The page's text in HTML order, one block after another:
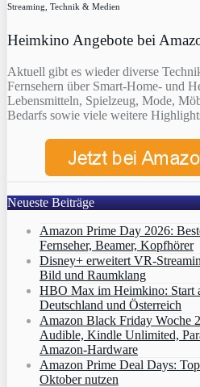
Streaming, Technik & Medien
Heimkino Angebote bei
Aktuell gibt es wieder diverse
Fernsehern über Smart-Home- und
Lebensmitteln, Spielzeug, Mode,
Bedarfs sowie viele weitere
Neueste Beiträge
Amazon Prime Day 2026:
Fernseher, Beamer, Kopfhörer
Disney+ erweitert
Bild und Raumklang
HBO Max im Heimkino: Start
Deutschland und Österreich
Amazon Black Friday Woche
Audible, Kindle Unlimited,
Amazon‑Hardware
Amazon Prime Deal Days:
Oktober nutzen